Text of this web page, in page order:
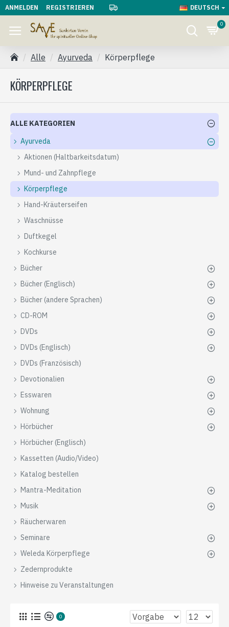
ANMELDEN REGISTRIEREN DEUTSCH
0
Alle Ayurveda Körperpflege
KÖRPERPFLEGE
ALLE KATEGORIEN
Ayurveda
Aktionen (Haltbarkeitsdatum)
Mund- und Zahnpflege
Körperpflege
Hand-Kräuterseifen
Waschnüsse
Duftkegel
Kochkurse
Bücher
Bücher (Englisch)
Bücher (andere Sprachen)
CD-ROM
DVDs
DVDs (Englisch)
DVDs (Französisch)
Devotionalien
Esswaren
Wohnung
Hörbücher
Hörbücher (Englisch)
Kassetten (Audio/Video)
Katalog bestellen
Mantra-Meditation
Musik
Räucherwaren
Seminare
Weleda Körperpflege
Zedernprodukte
Hinweise zu Veranstaltungen
0